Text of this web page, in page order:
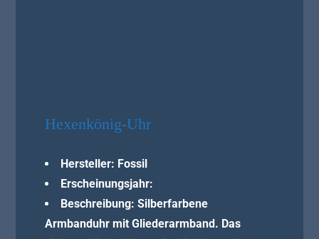
Hexenkönig-Uhr
Hersteller: Fossil
Erscheinungsjahr:
Beschreibung: Silberfarbene
Armbanduhr mit Gliederarmband. Das